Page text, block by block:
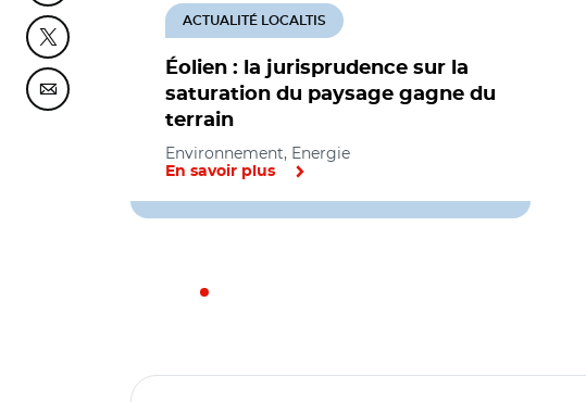
Partager cette page sur Twitter
Partager cette page sur Courriel
Éolien : la jurisprudence sur la
saturation du paysage gagne du
terrain
ACTUALITÉ LOCALTIS
Environnement, Energie
En savoir plus